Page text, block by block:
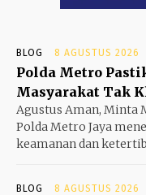
BLOG 8 AGUSTUS 2026
Polda Metro
Masyarakat Tak
Agustus Aman, Minta
Polda Metro Jaya
keamanan dan
BLOG 8 AGUSTUS 2026